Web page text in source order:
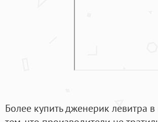
Более купить дженерик левитра